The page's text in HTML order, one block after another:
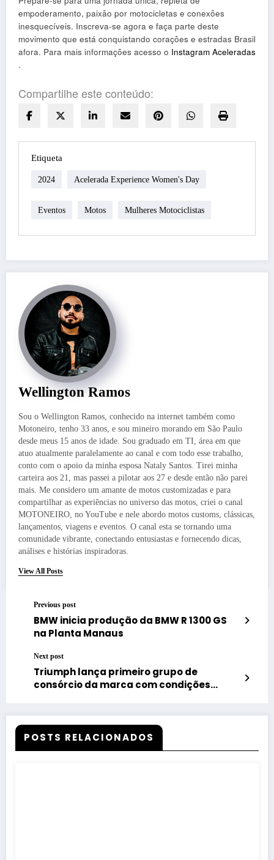
empoderamento, paixão por motocicletas e conexões
inesquecíveis. Inscreva-se agora e faça parte deste
movimento que está conquistando corações e estradas Brasil
afora. Para mais informações acesso o Instagram Aceleradas
.
Compartilhe este conteúdo:
Etiqueta
2024 Acelerada Experience Women's Day
Eventos Motos Mulheres Motociclistas
Wellington Ramos
Sou o Wellington Ramos, conhecido na internet também como
Motoneiro, tenho 33 anos, e sou mineiro morando em São Paulo
desde meus 15 anos de idade. Sou graduado em TI, área em que
atuo atualmente paralelamente ao canal e com todo esse trabalho,
conto com o apoio da minha esposa Nataly Santos. Tirei minha
carteira aos 21, mas passei a pilotar aos 27 e desde então não parei
mais. Me considero um amante de motos customizadas e para
compartilhar as experiências no universo das motos, criei o canal
MOTONEIRO, no YouTube e nele abordo motos customs, clássicas,
lançamentos, viagens e eventos. O canal esta se tornando uma
comunidade vibrante, conectando entusiastas e fornecendo dicas,
análises e histórias inspiradoras.
View All Posts
Previous post
BMW inicia produção da BMW R 1300 GS
na Planta Manaus
Next post
Triumph lança primeiro grupo de
consórcio da marca com condições
POSTS RELACIONADOS